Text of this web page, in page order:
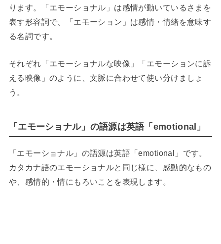
ります。「エモーショナル」は感情が動いているさまを
表す形容詞で、「エモーション」は感情・情緒を意味す
る名詞です。
それぞれ「エモーショナルな映像」「エモーションに訴
える映像」のように、文脈に合わせて使い分けましょ
う。
「エモーショナル」の語源は英語「emotional」
「エモーショナル」の語源は英語「emotional」です。
カタカナ語のエモーショナルと同じ様に、感動的なもの
や、感情的・情にもろいことを表現します。